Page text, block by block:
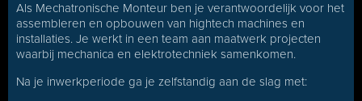
Als Mechatronische Monteur ben je verantwoordelijk voor het
assembleren en opbouwen van hightech machines en
installaties. Je werkt in een team aan maatwerk projecten
waarbij mechanica en elektrotechniek samenkomen.
Na je inwerkperiode ga je zelfstandig aan de slag met: